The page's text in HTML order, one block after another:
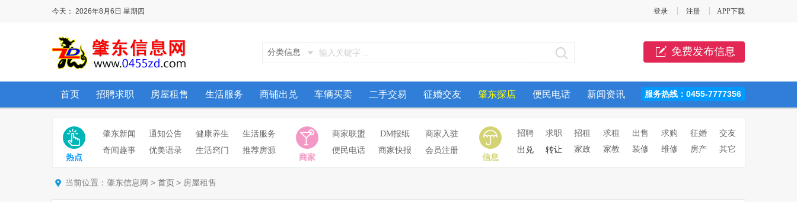
今天： 2026年8月6日 星期四 登录 注册 APP下载
分类信息 免费发布信息
首页 招聘求职 房屋租售 生活服务 商铺出兑 车辆买卖 二手交易 征婚交友 肇东探店 便民电话 新闻资讯 服务热线：0455-7777356
肇东新闻 通知公告 健康养生
生活服务
奇闻趣事
优美语录 生活窍门 推荐房源
商家联盟 DM报纸
商家入驻
便民电话
商家快报 会员注册
招聘 求职 招租 求租 出售 求购 征婚
交友
出兑
转让 家政 家教 装修 维修 房产 其它
热点 商家 信息
当前位置：肇东信息网 > 首页 > 房屋租售